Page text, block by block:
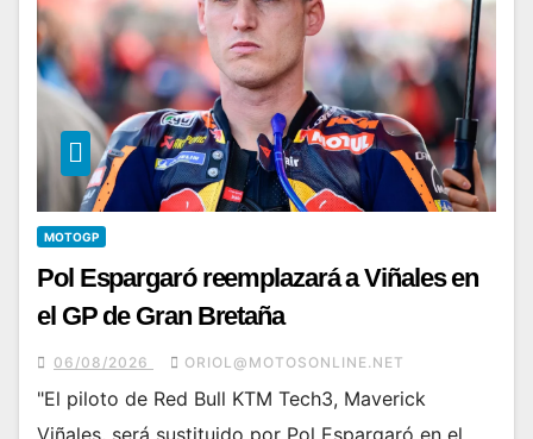
MOTOGP
Pol Espargaró reemplazará a Viñales en
el GP de Gran Bretaña
06/08/2026 ORIOL@MOTOSONLINE.NET
"El piloto de Red Bull KTM Tech3, Maverick